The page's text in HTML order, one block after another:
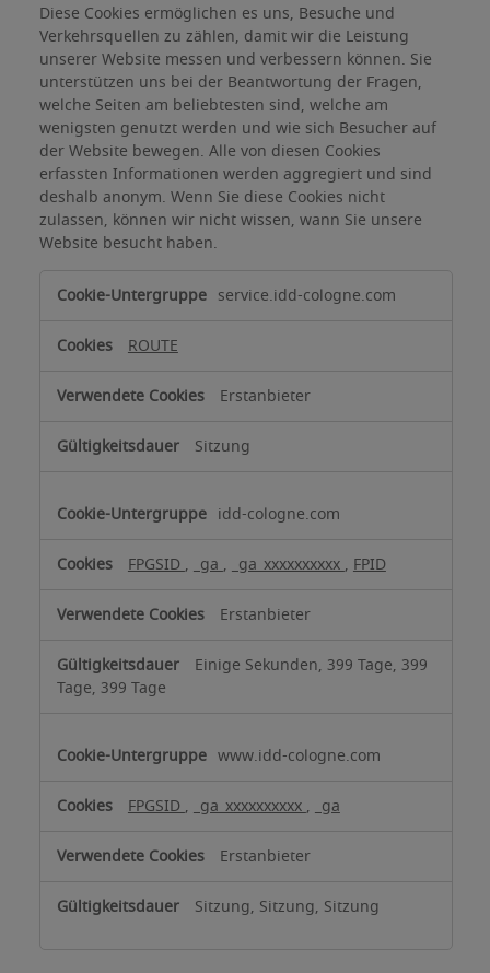
Diese Cookies ermöglichen es uns, Besuche und
Verkehrsquellen zu zählen, damit wir die Leistung
unserer Website messen und verbessern können. Sie
unterstützen uns bei der Beantwortung der Fragen,
welche Seiten am beliebtesten sind, welche am
wenigsten genutzt werden und wie sich Besucher auf
der Website bewegen. Alle von diesen Cookies
erfassten Informationen werden aggregiert und sind
deshalb anonym. Wenn Sie diese Cookies nicht
zulassen, können wir nicht wissen, wann Sie unsere
Website besucht haben.
Leistungs-
Cookies
service.idd-cologne.com
ROUTE
Erstanbieter
Sitzung
idd-cologne.com
FPGSID, _ga, _ga_xxxxxxxxxx, FPID
Erstanbieter
Einige Sekunden, 399 Tage, 399
Tage, 399 Tage
www.idd-cologne.com
FPGSID, _ga_xxxxxxxxxx, _ga
Erstanbieter
Sitzung, Sitzung, Sitzung